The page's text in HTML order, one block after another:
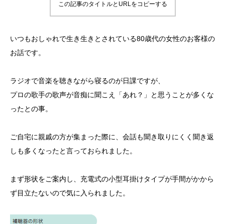
この記事のタイトルとURLをコピーする
いつもおしゃれで生き生きとされている80歳代の女性のお客様の
お話です。
ラジオで音楽を聴きながら寝るのが日課ですが、
プロの歌手の歌声が音痴に聞こえ「あれ？」と思うことが多くな
ったとの事。
ご自宅に親戚の方が集まった際に、会話も聞き取りにくく聞き返
しも多くなったと言っておられました。
まず形状をご案内し、充電式の小型耳掛けタイプが手間がかから
ず目立たないので気に入られました。